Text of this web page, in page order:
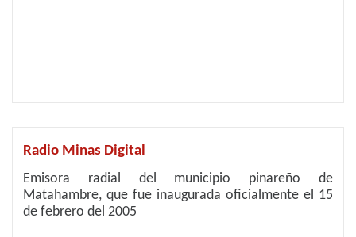
Radio Minas Digital
Emisora radial del municipio pinareño de
Matahambre, que fue inaugurada oficialmente el 15
de febrero del 2005